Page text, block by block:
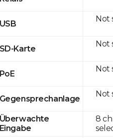
USB
SD-Karte
PoE
Gegensprechanlage
Überwachte
Eingabe
Not
Not
Not
Not
8